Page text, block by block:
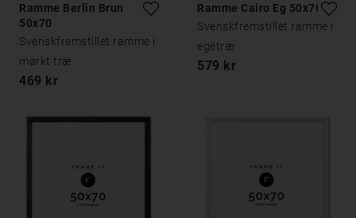
Ramme Berlin Brun
50x70
Svenskfremstillet ramme i
mørkt træ
469 kr
Ramme Cairo Eg 50x70
Svenskfremstillet ramme i
egetræ
579 kr